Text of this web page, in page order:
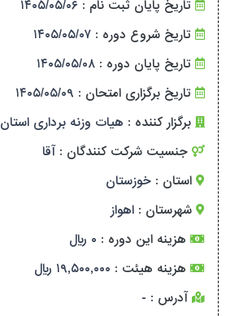
تاریخ پایان ثبت نام : ۱۴۰۵/۰۵/۰۶
تاریخ شروع دوره : ۱۴۰۵/۰۵/۰۷
تاریخ پایان دوره : ۱۴۰۵/۰۵/۰۸
تاریخ برگزاری امتحان : ۱۴۰۵/۰۵/۰۹
برگزار کننده : هیات وزنه برداری استان
جنسیت شرکت کنندگان : آقا
استان : خوزستان
شهرستان : اهواز
هزینه این دوره : ۰ ریال
هزینه هیئت : ۱۹,۵۰۰,۰۰۰ ریال
آدرس : -